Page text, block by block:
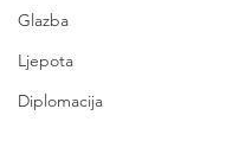
Glazba
Ljepota
Diplomacija